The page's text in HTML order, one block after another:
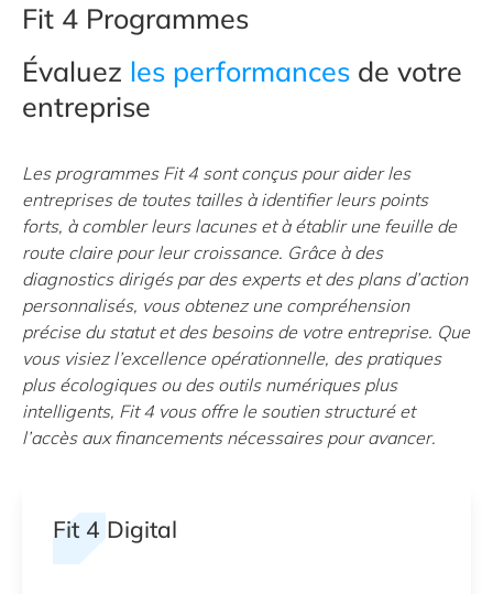
Fit 4 Programmes
Évaluez les performances de votre
entreprise
Les programmes Fit 4 sont conçus pour aider les
entreprises de toutes tailles à identifier leurs points
forts, à combler leurs lacunes et à établir une feuille de
route claire pour leur croissance. Grâce à des
diagnostics dirigés par des experts et des plans d’action
personnalisés, vous obtenez une compréhension
précise du statut et des besoins de votre entreprise. Que
vous visiez l’excellence opérationnelle, des pratiques
plus écologiques ou des outils numériques plus
intelligents, Fit 4 vous offre le soutien structuré et
l’accès aux financements nécessaires pour avancer.
Fit 4 Digital